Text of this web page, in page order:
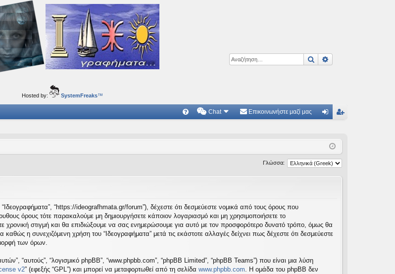
Αναζήτηση
Hosted by: SystemFreaks™
Γ
εις
Chat Επικοινωνήστε μαζί μας
ρα
Γλώσσα:
“Ιδεογραφήματα”, “https://ideografhmata.gr/forum”), δέχεστε ότι δεσμεύεστε νομικά από τους όρους που
όρους τότε παρακαλούμε μη δημιουργήσετε κάποιον λογαριασμό και μη χρησιμοποιήσετε το
χρονική στιγμή και θα επιδιώξουμε να σας ενημερώσουμε για αυτό με τον προσφορότερο δυνατό τρόπο, όμως θα
η συνεχιζόμενη χρήση του “Ιδεογραφήματα” μετά τις εκάστοτε αλλαγές δείχνει πως δέχεστε ότι δεσμεύεστε
των όρων.
“αυτούς”, “λογισμικό phpBB”, “www.phpbb.com”, “phpBB Limited”, “phpBB Teams”) που είναι μια λύση
v2” (εφεξής “GPL”) και μπορεί να μεταφορτωθεί από τη σελίδα www.phpbb.com. Η ομάδα του phpBB δεν